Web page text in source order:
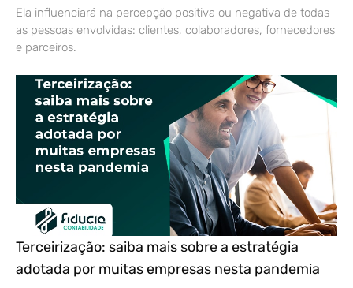
Ela influenciará na percepção positiva ou negativa de todas
as pessoas envolvidas: clientes, colaboradores, fornecedores
e parceiros.
Terceirização: saiba mais sobre a estratégia
adotada por muitas empresas nesta pandemia